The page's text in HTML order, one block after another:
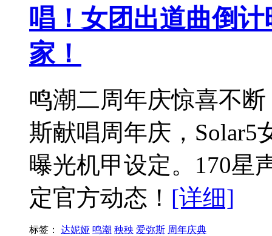
唱！女团出道曲倒
家！
鸣潮二周年庆惊喜不
斯献唱周年庆，Solar5
曝光机甲设定。170星
定官方动态！ [详细]
标签： 达妮娅 鸣潮 秧秧 爱弥斯 周年庆典